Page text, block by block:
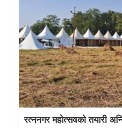
रत्ननगर महोत्सवको तयारी